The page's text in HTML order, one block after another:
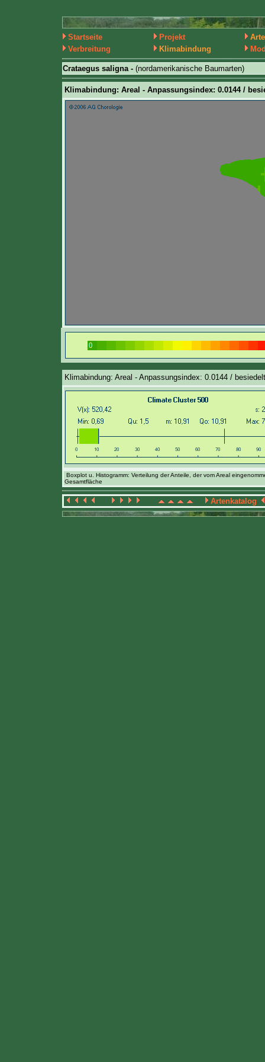
Startseite Projekt
Verbreitung
Klimabindung
Crataegus saligna - (nordamerikanische Baumarten)
Klimabindung: Areal - Anpassungsindex: 0.0144 /
Klimabindung: Areal - Anpassungsindex: 0.0144 /
Boxplot u. Histogramm: Verteilung der Anteile, der vom Areal
Gesamtfläche
Artenkatalog